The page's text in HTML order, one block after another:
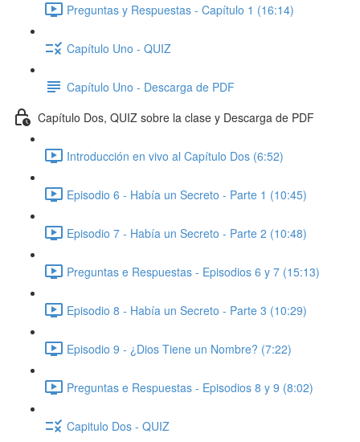
Preguntas y Respuestas - Capítulo 1 (16:14)
Capítulo Uno - QUIZ
Capítulo Uno - Descarga de PDF
Capítulo Dos, QUIZ sobre la clase y Descarga de PDF
Introducción en vivo al Capítulo Dos (6:52)
Episodio 6 - Había un Secreto - Parte 1 (10:45)
Episodio 7 - Había un Secreto - Parte 2 (10:48)
Preguntas e Respuestas - Episodios 6 y 7 (15:13)
Episodio 8 - Había un Secreto - Parte 3 (10:29)
Episodio 9 - ¿Dios Tiene un Nombre? (7:22)
Preguntas e Respuestas - Episodios 8 y 9 (8:02)
Capitulo Dos - QUIZ